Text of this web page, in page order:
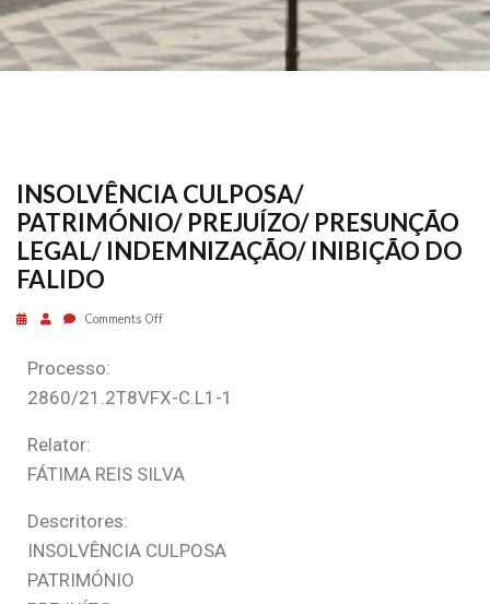
INSOLVÊNCIA CULPOSA/
PATRIMÓNIO/ PREJUÍZO/ PRESUNÇÃO
LEGAL/ INDEMNIZAÇÃO/ INIBIÇÃO DO
FALIDO
Comments Off
Processo:
2860/21.2T8VFX-C.L1-1
Relator:
FÁTIMA REIS SILVA
Descritores:
INSOLVÊNCIA CULPOSA
PATRIMÓNIO